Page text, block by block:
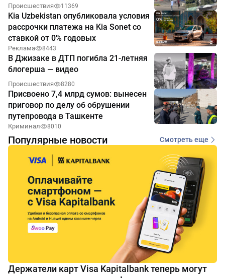
Происшествия 11369
Kia Uzbekistan опубликовала условия
рассрочки платежа на Kia Sonet со
ставкой от 0% годовых
Реклама 8443
В Джизаке в ДТП погибла 21-летняя
блогерша — видео
Происшествия 8280
Присвоено 7,4 млрд сумов: вынесен
приговор по делу об обрушении
путепровода в Ташкенте
Криминал 8010
Популярные новости Смотреть еще
Держатели карт Visa Kapitalbank теперь могут